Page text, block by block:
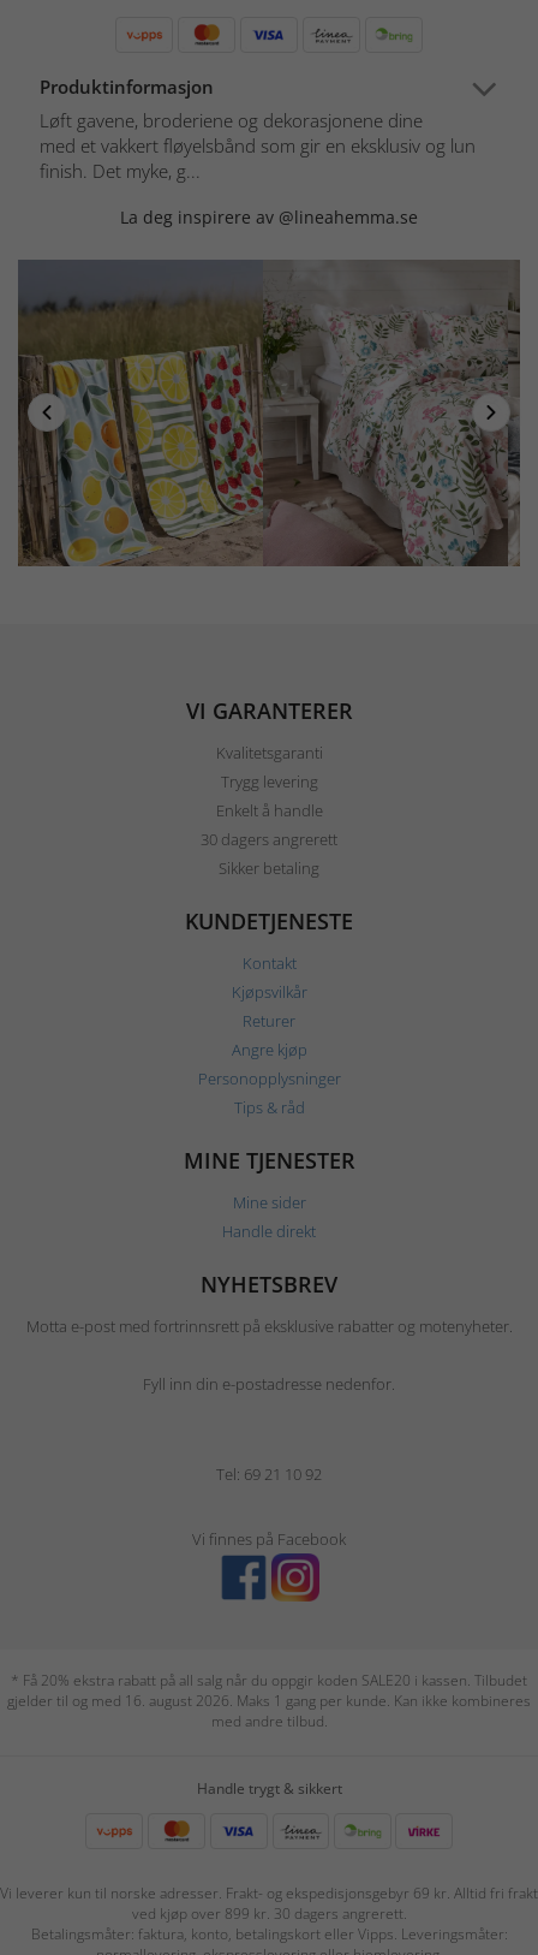
Produktinformasjon
Løft gavene, broderiene og dekorasjonene dine
med et vakkert fløyelsbånd som gir en eksklusiv og lun
finish. Det myke, g...
La deg inspirere av @lineahemma.se
VI GARANTERER
Kvalitetsgaranti
Trygg levering
Enkelt å handle
30 dagers angrerett
Sikker betaling
KUNDETJENESTE
Kontakt
Kjøpsvilkår
Returer
Angre kjøp
Personopplysninger
Tips & råd
MINE TJENESTER
Mine sider
Handle direkt
NYHETSBREV
Motta e-post med fortrinnsrett på eksklusive rabatter og motenyheter.
Fyll inn din e-postadresse nedenfor.
Tel: 69 21 10 92
Vi finnes på Facebook
* Få 20% ekstra rabatt på all salg når du oppgir koden SALE20 i kassen. Tilbudet
gjelder til og med 16. august 2026. Maks 1 gang per kunde. Kan ikke kombineres
med andre tilbud.
Handle trygt & sikkert
Vi leverer kun til norske adresser. Frakt- og ekspedisjonsgebyr 69 kr. Alltid fri frakt
ved kjøp over 899 kr. 30 dagers angrerett.
Betalingsmåter: faktura, konto, betalingskort eller Vipps. Leveringsmåter: